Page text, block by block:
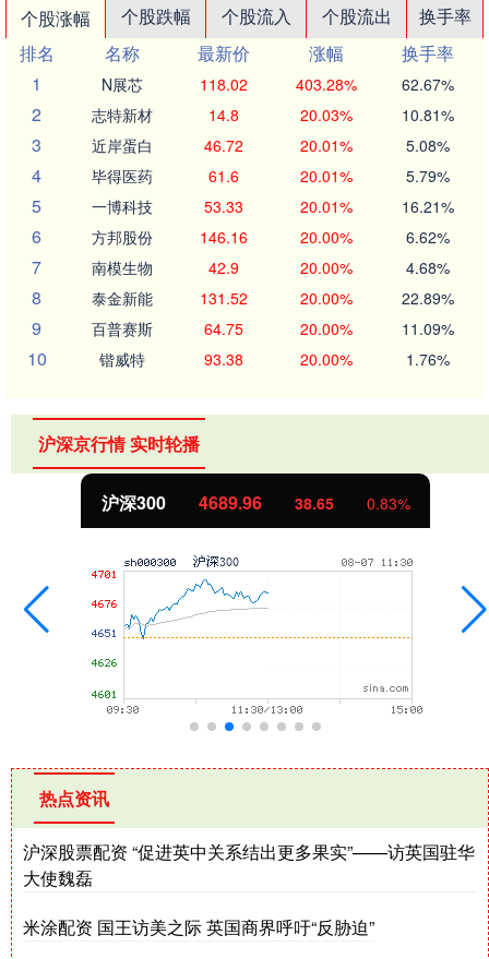
个股涨幅 个股跌幅 个股流入 个股流出
换手率
排名
名称 最新价 涨幅
换手率
1
N展芯 118.02 403.28% 62.67%
2 志特新材 14.8 20.03% 10.81%
3 近岸蛋白 46.72 20.01% 5.08%
4 毕得医药 61.6 20.01% 5.79%
5 一博科技 53.33 20.01% 16.21%
6 方邦股份 146.16 20.00% 6.62%
7 南模生物 42.9 20.00% 4.68%
8 泰金新能 131.52 20.00% 22.89%
9 百普赛斯 64.75 20.00% 11.09%
10 锴威特 93.38 20.00% 1.76%
沪深京行情 实时轮播
沪深300 4689.96 38.65 0.83%
热点资讯
沪深股票配资 “促进英中关系结出更多果实”——访英国驻华
大使魏磊
米涂配资 国王访美之际 英国商界呼吁“反胁迫”